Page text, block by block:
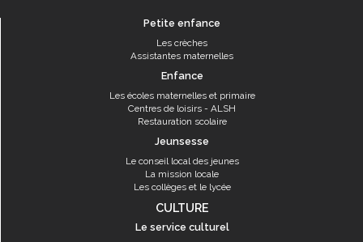
Petite enfance
Les crèches
Assistantes maternelles
Enfance
Les écoles maternelles et primaire
Centres de loisirs - ALSH
Restauration scolaire
Jeunsesse
Le conseil local des jeunes
La mission locale
Les collèges et le lycée
CULTURE
Le service culturel